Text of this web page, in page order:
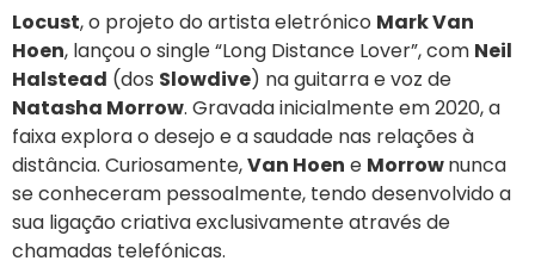
Locust, o projeto do artista eletrónico Mark Van
Hoen, lançou o single “Long Distance Lover”, com Neil
Halstead (dos Slowdive) na guitarra e voz de
Natasha Morrow. Gravada inicialmente em 2020, a
faixa explora o desejo e a saudade nas relações à
distância. Curiosamente,Van Hoen e Morrownunca
se conheceram pessoalmente, tendo desenvolvido a
sua ligação criativa exclusivamente através de
chamadas telefónicas.